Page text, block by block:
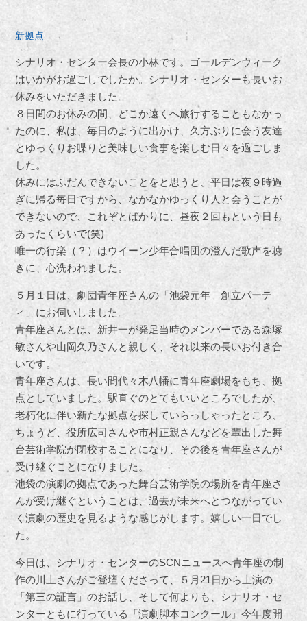
新拠点
シナリオ・センター会長の小林です。ゴールデンウィーク
はいかがお過ごしでしたか。シナリオ・センターも長いお
休みをいただきました。
８日間のお休みの間、どこか遠くへ旅行することもなかっ
たのに、私は、毎日のように出かけ、久方ぶりに会う友達
とゆっくりお喋りと美味しい食事を楽しむ日々を過ごしま
した。
休みにはふだんできないことをと思うと、平日は夜９時過
ぎに帰る毎日ですから、なかなかゆっくり人と会うことが
できないので、これぞとばかりに、昼夜２回もという日も
あったくらいで(笑)
唯一の行楽（？）はウイーン少年合唱団の澄んだ歌声を聴
きに、心洗われました。
５月１日は、劇団青年座さんの「池袋元年 創立パーテ
ィ」にお伺いしました。
青年座さんとは、新井一が発足当時のメンバーである森塚
敏さんや山岡久乃さんと親しく、それ以来の長いお付き合
いです。
青年座さんは、長い間代々木八幡に青年座劇場をもち、拠
点としていました。駅直ぐのとてもいいところでしたが、
老朽化に伴い新たな拠点を探していらっしゃったところ、
ちょうど、役所広司さんや市村正親さんなどを輩出した舞
台芸術学院が閉校することになり、その後を青年座さんが
受け継ぐことになりました。
池袋の演劇の拠点であった舞台芸術学院の場所を青年座さ
んが受け継ぐということは、過去が未来へとつながってい
く演劇の歴史を見るような感じがします。嬉しい一日でし
た。
今日は、シナリオ・センターのSCNニュースへ青年座の制
作の川上さんがご登壇くださって、５月21日から上演の
「第三の証言」のお話し、そして何よりも、シナリオ・セ
ンターともに行っている「演劇脚本コンクール」今年度開